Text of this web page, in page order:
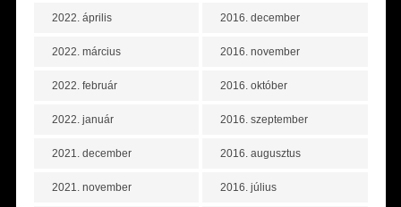
2022. április
2022. március
2022. február
2022. január
2021. december
2021. november
2016. december
2016. november
2016. október
2016. szeptember
2016. augusztus
2016. július